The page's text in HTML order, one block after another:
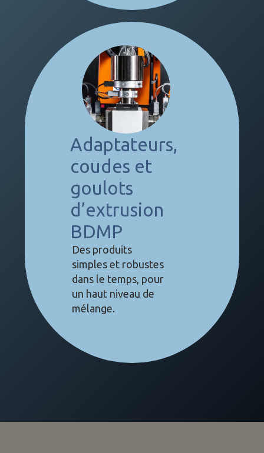
Adaptateurs,
coudes et
goulots
d’extrusion
BDMP
Des produits
simples et robustes
dans le temps, pour
un haut niveau de
mélange.